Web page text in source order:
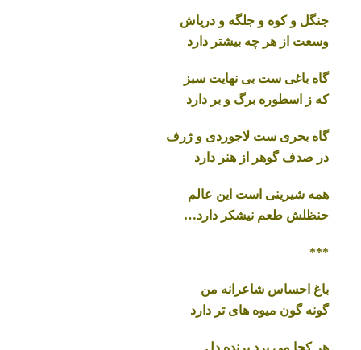
جنگل و کوه و جلگه و دریاش
وسعت از هر چه بیشتر دارد
گاه باغی ست بی نهایت سبز
که ز اسطوره برگ و بر دارد
گاه بحری ست لاجوردی و ژرف
در صدف گوهر از هنر دارد
همه شیرینی است این عالم
حنظلش طعم نیشکر دارد…
***
باغ احساس شاعرانه من
گونه گون میوه های تر دارد
هر کجا می پرد پرنده دل